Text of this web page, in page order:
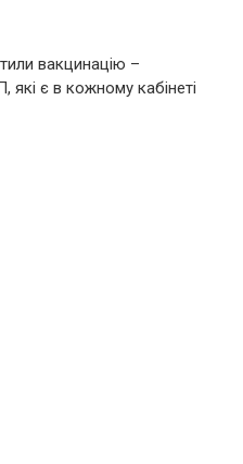
вакцинацію –
є в кожному кабінеті